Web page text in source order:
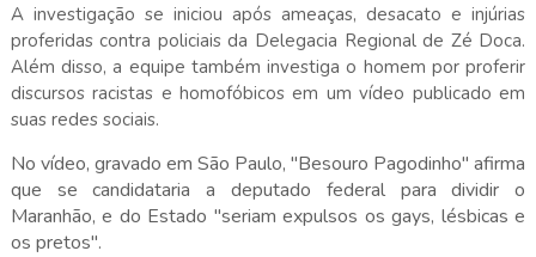
A investigação se iniciou após ameaças, desacato e injúrias
proferidas contra policiais da Delegacia Regional de Zé Doca.
Além disso, a equipe também investiga o homem por proferir
discursos racistas e homofóbicos em um vídeo publicado em
suas redes sociais.
No vídeo, gravado em São Paulo, "Besouro Pagodinho" afirma
que se candidataria a deputado federal para dividir o
Maranhão, e do Estado "seriam expulsos os gays, lésbicas e
os pretos".